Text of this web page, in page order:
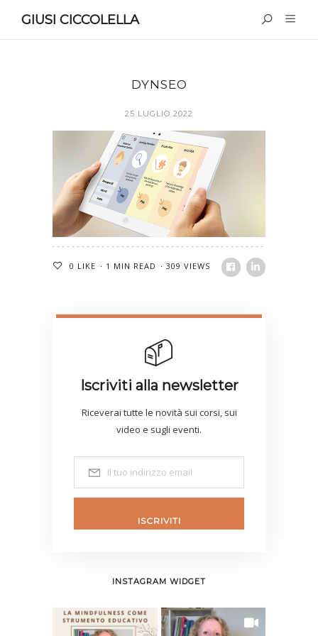
GIUSI CICCOLELLA
DYNSEO
25 LUGLIO 2022
0 LIKE 1 MIN READ 309 VIEWS
Iscriviti alla newsletter
Riceverai tutte le novità sui corsi, sui
video e sugli eventi.
ISCRIVITI
INSTAGRAM WIDGET